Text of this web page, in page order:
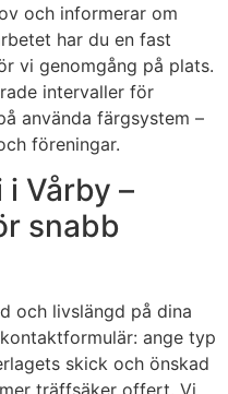
och informerar om
har du en fast
vi genomgång på plats.
intervaller för
använda färgsystem –
föreningar.
Vårby –
snabb
och livslängd på dina
ange typ
skick och önskad